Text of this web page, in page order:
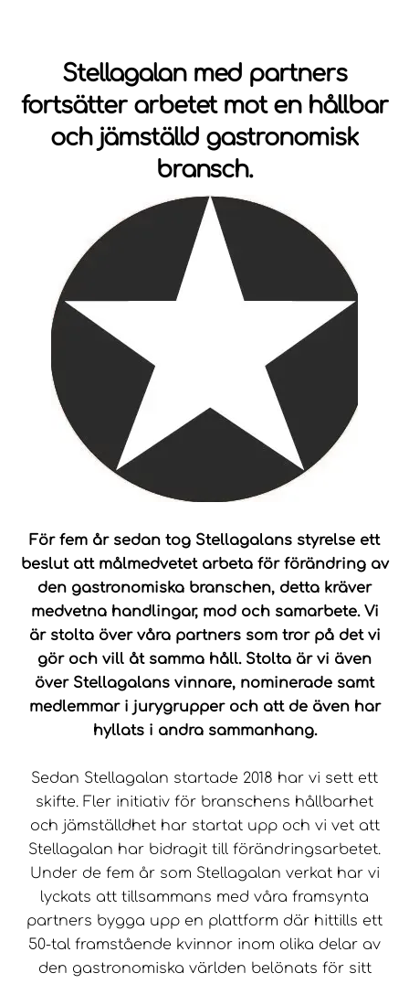
Stellagalan med partners
fortsätter arbetet mot en hållbar
och jämställd gastronomisk
bransch.
För fem år sedan tog Stellagalans styrelse ett
beslut att målmedvetet arbeta för förändring av
den gastronomiska branschen, detta kräver
medvetna handlingar, mod och samarbete. Vi
är stolta över vårapartners som tror på det vi
gör och vill åt samma håll. Stolta är vi även
över Stellagalans vinnare, nominerade samt
medlemmar i jurygrupper och att de även har
hyllats i andra sammanhang.
Sedan Stellagalan startade 2018 har vi sett ett
skifte. Fler initiativ för branschens hållbarhet
och jämställdhet har startat upp och vi vet att
Stellagalan har bidragit till förändringsarbetet.
Under de fem år som Stellagalan verkat har vi
lyckats att tillsammans med våra framsynta
partners bygga upp en plattform där hittills ett
50-tal framstående kvinnor inom olika delar av
den gastronomiska världen belönats för sitt